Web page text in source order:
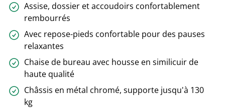
Assise, dossier et accoudoirs confortablement
rembourrés
Avec repose-pieds confortable pour des pauses
relaxantes
Chaise de bureau avec housse en similicuir de
haute qualité
Châssis en métal chromé, supporte jusqu'à 130
kg